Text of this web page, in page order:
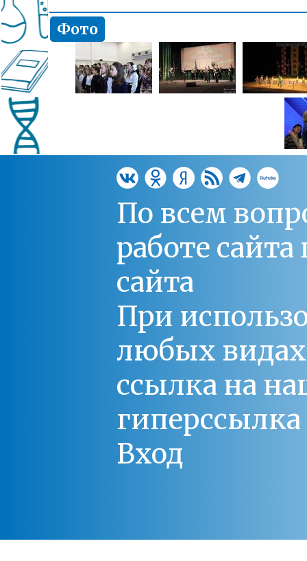
Фото
По всем
работе
сайта
При
любых
ссылка на
Вход